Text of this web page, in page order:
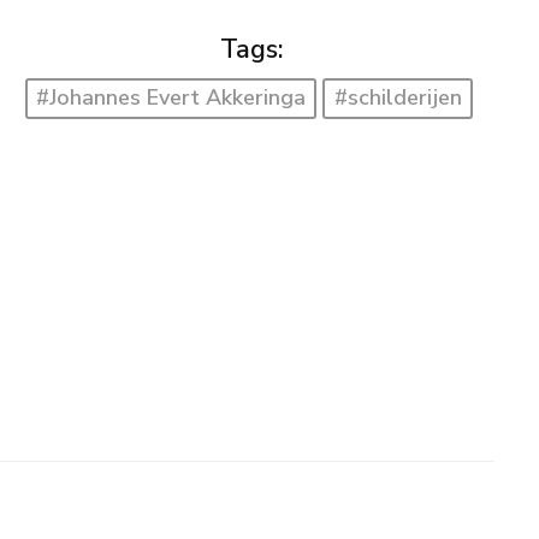
Tags:
#Johannes Evert Akkeringa #schilderijen